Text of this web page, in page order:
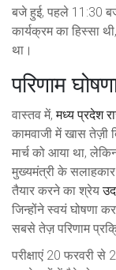
बजे हुई, पहले 11:30
कार्यक्रम का हिस्सा
था।
परिणाम
वास्तव में,मध्य प्रदेश
कामवाजी में खास तेज़ी
मार्च को आया था,
मुख्यमंत्री के
तैयार करने का श्रेय
जिन्होंने स्वयं घोषणा
सबसे तेज़ परिणाम
परीक्षाएं 20 फरवरी